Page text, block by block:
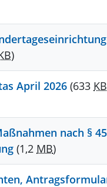
)
April 2026 (633 KB
nach §
(1,2 MB)